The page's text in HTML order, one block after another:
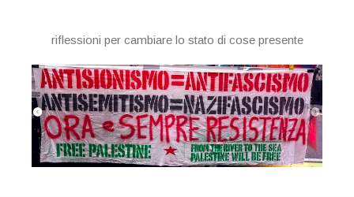
contenutoriflessioni per cambiare lo stato di cose presente